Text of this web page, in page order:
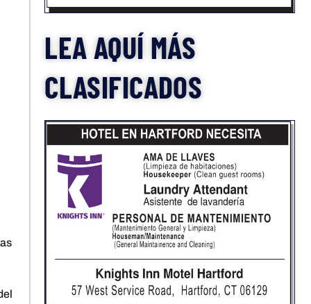
LEA AQUÍ MÁS
CLASIFICADOS